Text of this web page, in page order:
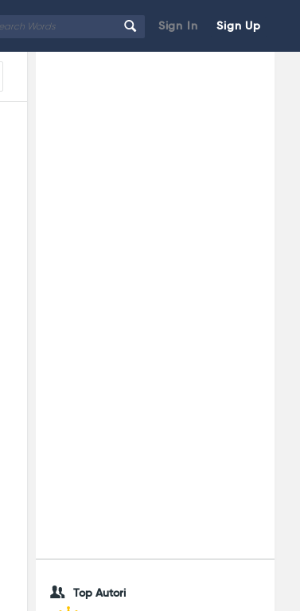
Sign In Sign Up
Top Autori